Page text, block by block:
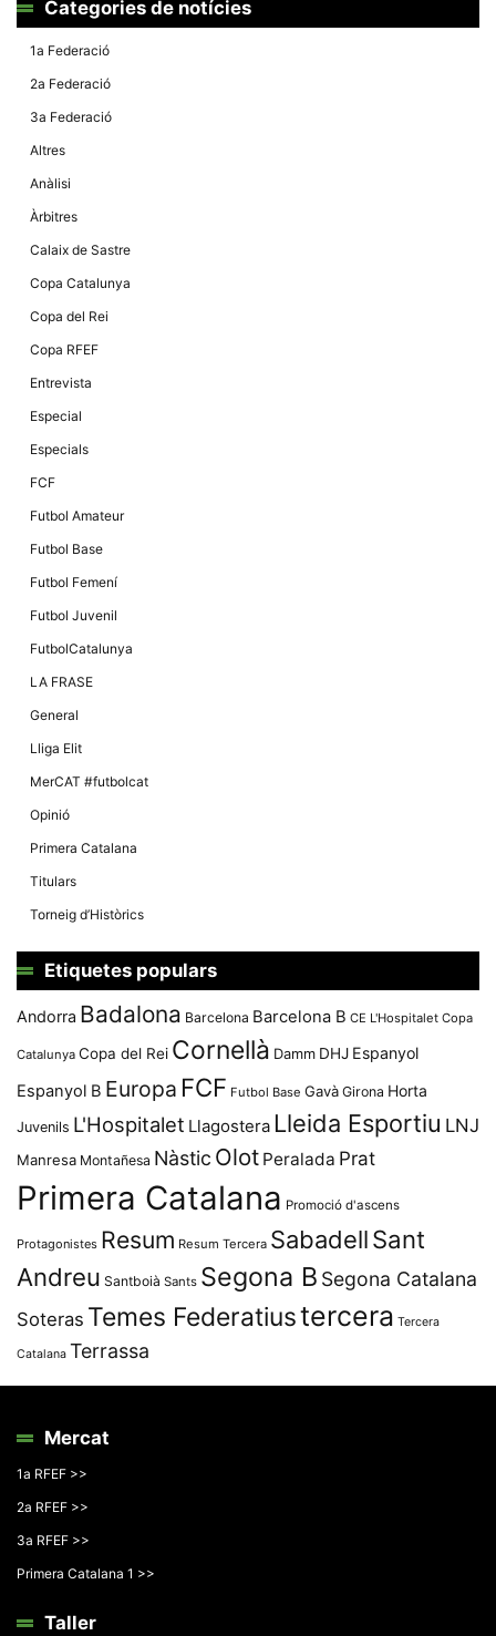
Categories de notícies
1a Federació
2a Federació
3a Federació
Altres
Anàlisi
Àrbitres
Calaix de Sastre
Copa Catalunya
Copa del Rei
Copa RFEF
Entrevista
Especial
Especials
FCF
Futbol Amateur
Futbol Base
Futbol Femení
Futbol Juvenil
FutbolCatalunya
LA FRASE
General
Lliga Elit
MerCAT #futbolcat
Opinió
Primera Catalana
Titulars
Torneig d’Històrics
Etiquetes populars
Andorra Badalona Barcelona Barcelona B CE L'Hospitalet Copa
Catalunya Copa del Rei Cornellà Damm DHJ Espanyol
Espanyol B Europa FCF Futbol Base Gavà Girona Horta
Juvenils L'Hospitalet Llagostera Lleida Esportiu LNJ
Manresa Montañesa Nàstic Olot Peralada Prat
Primera Catalana Promoció d'ascens
Protagonistes Resum Resum Tercera SabadellSant
Andreu Santboià Sants Segona B Segona Catalana
Soteras Temes Federatiustercera Tercera
Catalana Terrassa
Mercat
1a RFEF >>
2a RFEF >>
3a RFEF >>
Primera Catalana 1 >>
Taller